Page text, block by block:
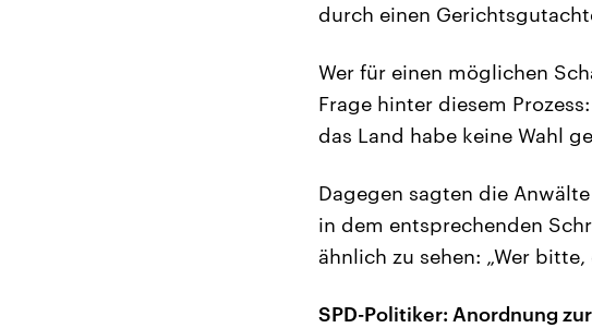
durch einen
Wer für einen möglichen
Frage hinter diesem
das Land habe keine Wahl
Dagegen sagten die
in dem entsprechenden
ähnlich zu sehen: „Wer
SPD-Politiker: Anordnung